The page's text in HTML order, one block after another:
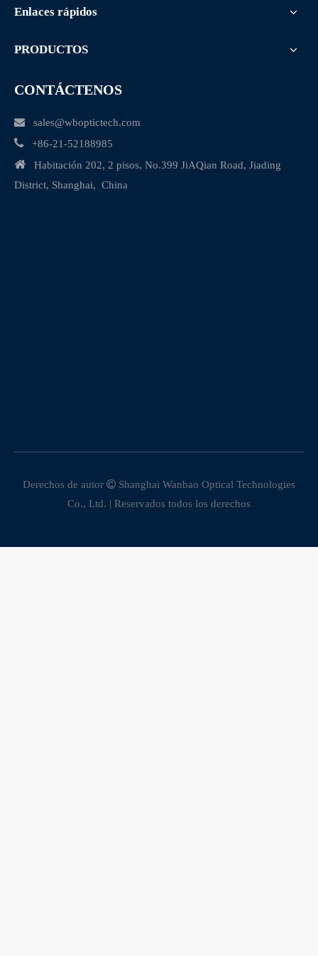
Enlaces rápidos
PRODUCTOS
CONTÁCTENOS
 sales@wboptictech.com
 +86-21-52188985
 Habitación 202, 2 pisos, No.399 JiAQian Road, Jiading
District, Shanghai, China
Derechos de autor  Shanghai Wanbao Optical Technologies
Co., Ltd. | Reservados todos los derechos